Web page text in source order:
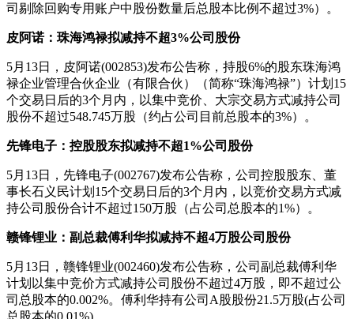
司剔除回购专用账户中股份数量后总股本比例不超过3%）。
皮阿诺：珠海鸿禄拟减持不超3%公司股份
5月13日，皮阿诺(002853)发布公告称，持股6%的股东珠海鸿
禄企业管理合伙企业（有限合伙）（简称“珠海鸿禄”）计划15
个交易日后的3个月内，以集中竞价、大宗交易方式减持公司
股份不超过548.745万股（约占公司目前总股本的3%）。
先锋电子：控股股东拟减持不超1%公司股份
5月13日，先锋电子(002767)发布公告称，公司控股股东、董
事长石义民计划15个交易日后的3个月内，以竞价交易方式减
持公司股份合计不超过150万股（占公司总股本的1%）。
赣锋锂业：副总裁傅利华拟减持不超4万股公司股份
5月13日，赣锋锂业(002460)发布公告称，公司副总裁傅利华
计划以集中竞价方式减持公司股份不超过4万股，即不超过公
司总股本的0.002%。傅利华持有公司A股股份21.5万股(占公司
总股本的0.01%)。